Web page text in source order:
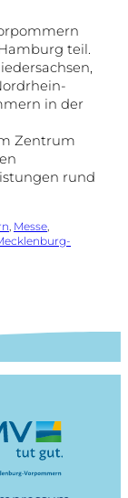
teil.
in der
Zentrum
rund
Messe